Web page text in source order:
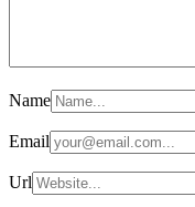
Name
Email
Url